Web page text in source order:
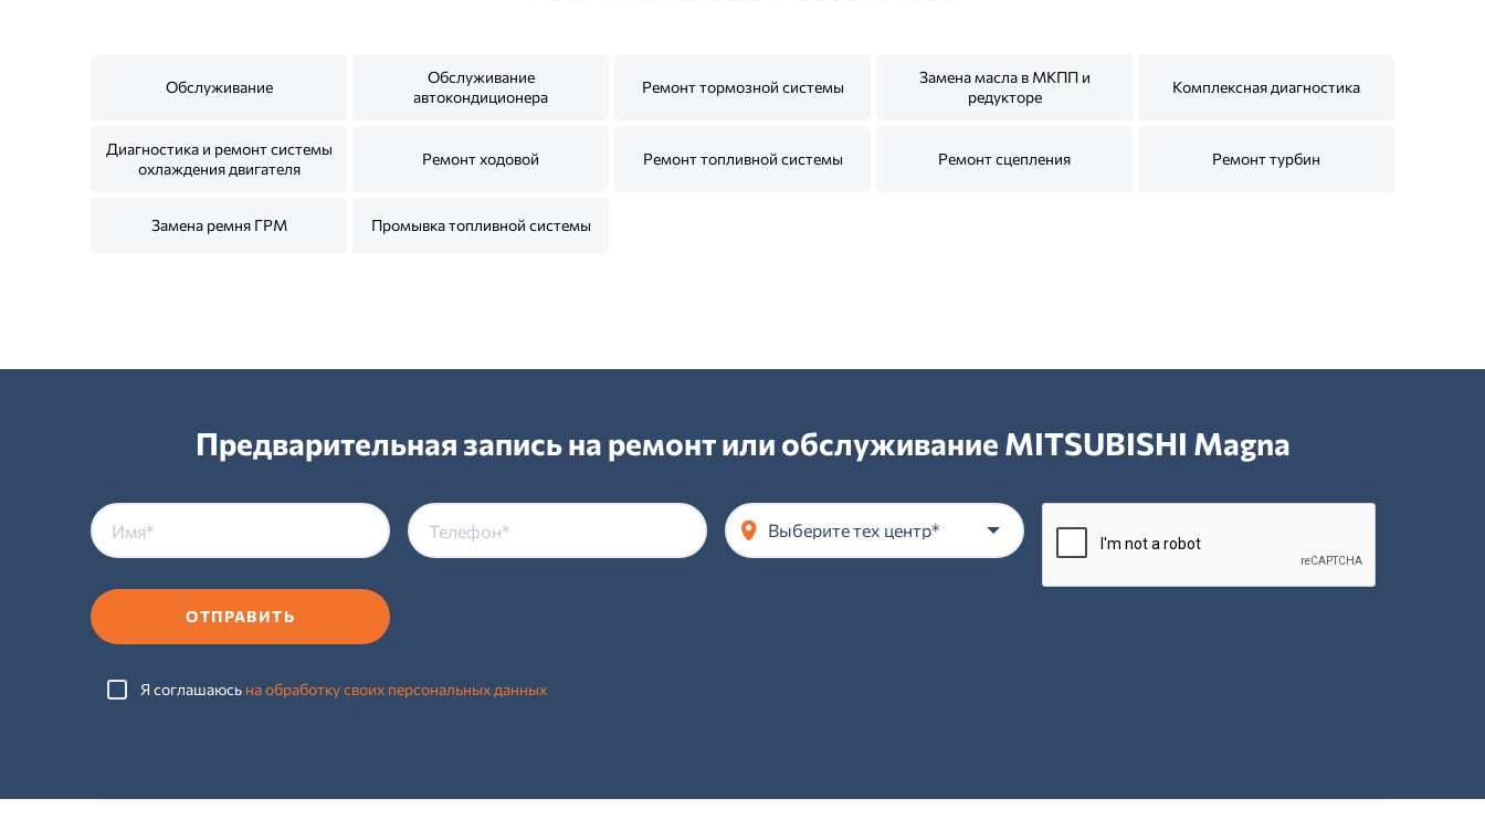
Обслуживание
Обслуживание
автокондиционера
Ремонт тормозной системы
Замена масла в МКПП и
редукторе
Комплексная диагностика
Диагностика и ремонт системы
охлаждения двигателя
Ремонт ходовой Ремонт топливной системы Ремонт сцепления Ремонт турбин
Замена ремня ГРМ Промывка топливной системы
Предварительная запись на ремонт или обслуживание MITSUBISHI Magna
Выберите тех центр*
ОТПРАВИТЬ
Я соглашаюсь на обработку своих персональных данных